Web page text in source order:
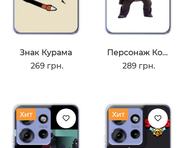
Знак Курама
269 грн.
Персонаж Кольт
289 грн.
Хит Хит